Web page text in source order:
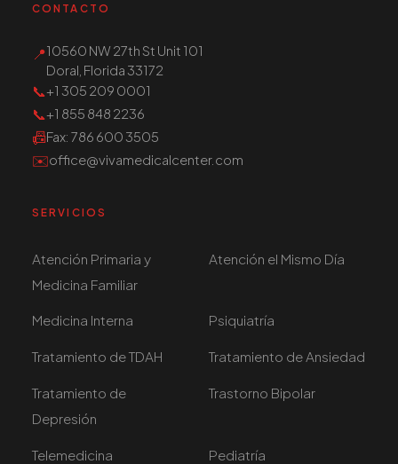
CONTACTO
📍10560 NW 27th St Unit 101
Doral, Florida 33172
📞+1 305 209 0001
📞+1 855 848 2236
📠Fax: 786 600 3505
✉️office@vivamedicalcenter.com
SERVICIOS
Atención Primaria y
Medicina Familiar
Atención el Mismo Día
Medicina Interna Psiquiatría
Tratamiento de TDAH Tratamiento de Ansiedad
Tratamiento de
Depresión
Trastorno Bipolar
Telemedicina Pediatría